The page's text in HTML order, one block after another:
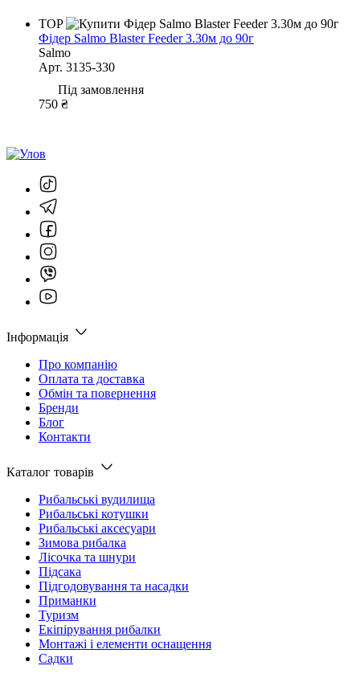
TOP
Фідер Salmo Blaster Feeder 3.30м до 90г
Salmo
Арт. 3135-330
Під замовлення
750 ₴
Інформація
Про компанію
Оплата та доставка
Обмін та повернення
Бренди
Блог
Контакти
Каталог товарів
Рибальські вудилища
Рибальські котушки
Рибальські аксесуари
Зимова рибалка
Лісочка та шнури
Підсака
Підгодовування та насадки
Приманки
Туризм
Екіпірування рибалки
Монтажі і елементи оснащення
Садки